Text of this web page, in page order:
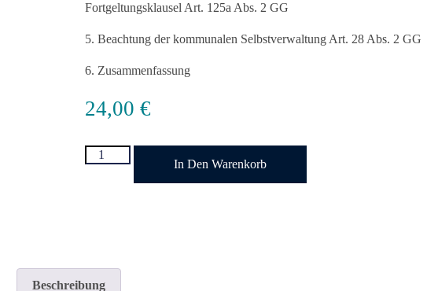
Fortgeltungsklausel Art. 125a Abs. 2 GG
Beachtung der kommunalen Selbstverwaltung Art. 28 Abs. 2 GG
Zusammenfassung
24,00 €
In Den Warenkorb
Beschreibung